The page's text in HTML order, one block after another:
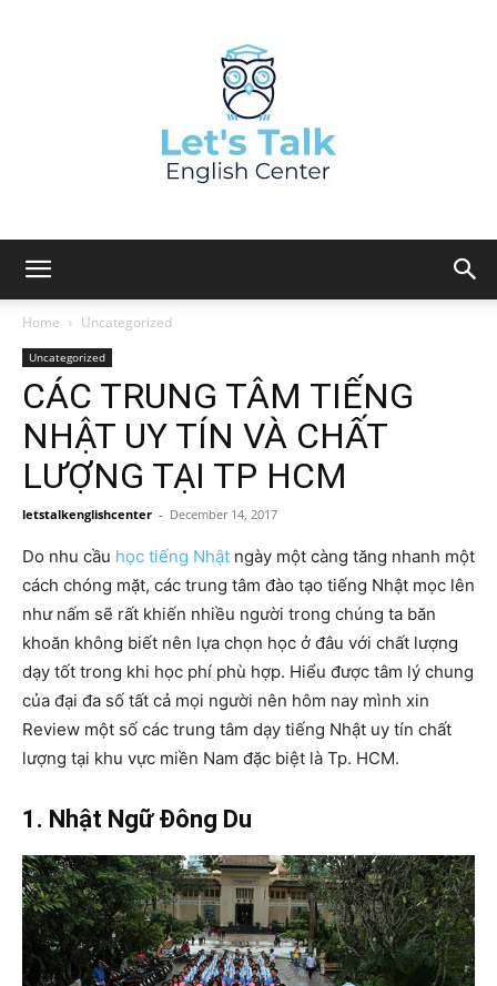
Home Uncategorized
Uncategorized
CÁC TRUNG TÂM TIẾNG
NHẬT UY TÍN VÀ CHẤT
LƯỢNG TẠI TP HCM
letstalkenglishcenter - December 14, 2017
Do nhu cầu học tiếng Nhật ngày một càng tăng nhanh một
cách chóng mặt, các trung tâm đào tạo tiếng Nhật mọc lên
như nấm sẽ rất khiến nhiều người trong chúng ta băn
khoăn không biết nên lựa chọn học ở đâu với chất lượng
dạy tốt trong khi học phí phù hợp. Hiểu được tâm lý chung
của đại đa số tất cả mọi người nên hôm nay mình xin
Review một số các trung tâm dạy tiếng Nhật uy tín chất
lượng tại khu vực miền Nam đặc biệt là Tp. HCM.
1. Nhật Ngữ Đông Du